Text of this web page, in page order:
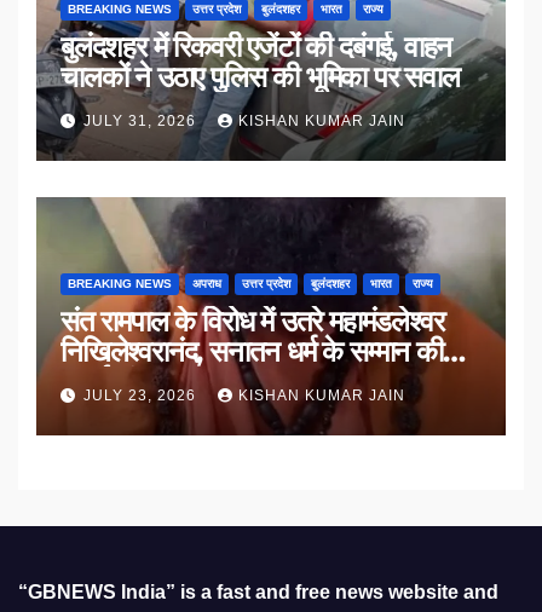
BREAKING NEWS उत्तर प्रदेश बुलंदशहर भारत राज्य
बुलंदशहर में रिकवरी एजेंटों की दबंगई, वाहन
चालकों ने उठाए पुलिस की भूमिका पर सवाल
JULY 31, 2026 KISHAN KUMAR JAIN
BREAKING NEWS अपराध उत्तर प्रदेश बुलंदशहर भारत राज्य
संत रामपाल के विरोध में उतरे महामंडलेश्वर
निखिलेश्वरानंद, सनातन धर्म के सम्मान की
उठाई मांग
JULY 23, 2026 KISHAN KUMAR JAIN
“GBNEWS India” is a fast and free news website and